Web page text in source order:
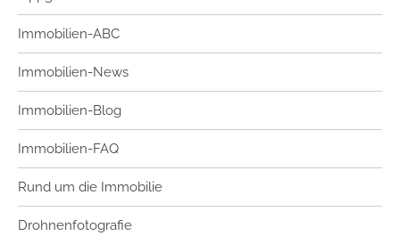
Immobilien-ABC
Immobilien-News
Immobilien-Blog
Immobilien-FAQ
Rund um die Immobilie
Drohnenfotografie